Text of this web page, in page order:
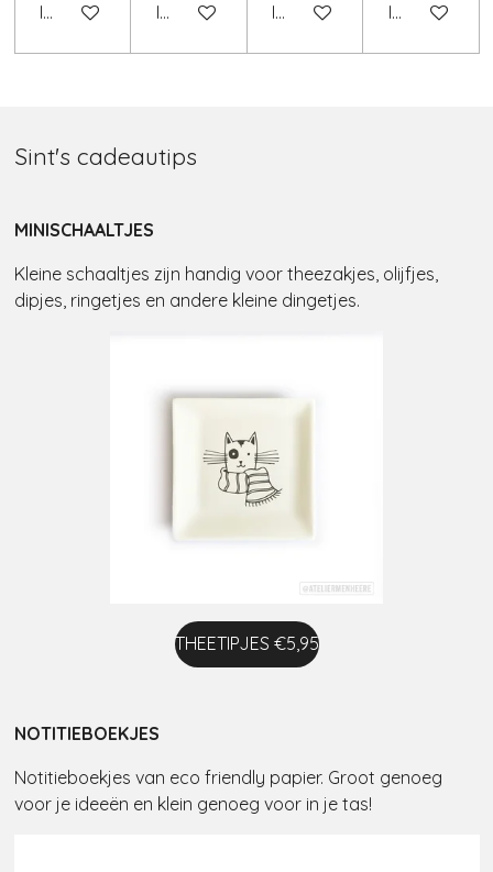
In winkelwagenIn winkelwagenIn winkelwagenIn
Sint's cadeautips
MINISCHAALTJES
Kleine schaaltjes zijn handig voor theezakjes, olijfjes,
dipjes, ringetjes en andere kleine dingetjes.
THEETIPJES €5,95
NOTITIEBOEKJES
Notitieboekjes van eco friendly papier. Groot genoeg
voor je ideeën en klein genoeg voor in je tas!